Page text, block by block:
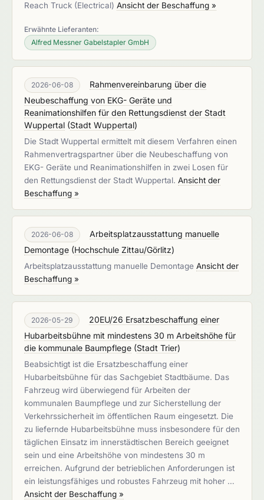
Reach Truck (Electrical) Ansicht der Beschaffung »
Erwähnte Lieferanten:
Alfred Messner Gabelstapler GmbH
2026-06-08
Rahmenvereinbarung über die
Neubeschaffung von EKG- Geräte und
Reanimationshilfen für den Rettungsdienst der Stadt
Wuppertal (Stadt Wuppertal)
Die Stadt Wuppertal ermittelt mit diesem Verfahren einen
Rahmenvertragspartner über die Neubeschaffung von
EKG- Geräte und Reanimationshilfen in zwei Losen für
den Rettungsdienst der Stadt Wuppertal. Ansicht der
Beschaffung »
2026-06-08
Arbeitsplatzausstattung manuelle
Demontage (Hochschule Zittau/Görlitz)
Arbeitsplatzausstattung manuelle Demontage Ansicht der
Beschaffung »
2026-05-29
20EU/26 Ersatzbeschaffung einer
Hubarbeitsbühne mit mindestens 30 m Arbeitshöhe für
die kommunale Baumpflege (Stadt Trier)
Beabsichtigt ist die Ersatzbeschaffung einer
Hubarbeitsbühne für das Sachgebiet Stadtbäume. Das
Fahrzeug wird überwiegend für Arbeiten der
kommunalen Baumpflege und zur Sicherstellung der
Verkehrssicherheit im öffentlichen Raum eingesetzt. Die
zu liefernde Hubarbeitsbühne muss insbesondere für den
täglichen Einsatz im innerstädtischen Bereich geeignet
sein und eine Arbeitshöhe von mindestens 30 m
erreichen. Aufgrund der betrieblichen Anforderungen ist
ein leistungsfähiges und robustes Fahrzeug mit hoher …
Ansicht der Beschaffung »